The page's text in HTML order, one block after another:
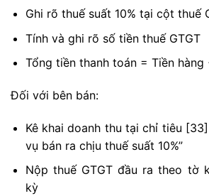
Ghi rõ thuế suất 10% tại cột thuế
Tính và ghi rõ số tiền thuế GTGT
Tổng tiền thanh toán = Tiền hàng
Đối với bên bán:
Kê khai doanh thu tại chỉ tiêu
vụ bán ra chịu thuế suất 10%”
Nộp thuế GTGT đầu ra theo tờ
kỳ